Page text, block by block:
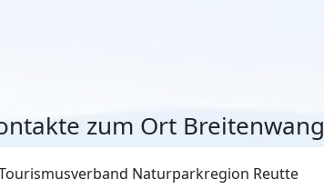
zum Ort Breitenwang
Naturparkregion Reutte